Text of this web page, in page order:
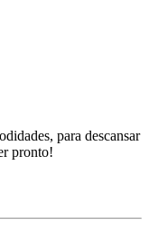
para descansar
pronto!